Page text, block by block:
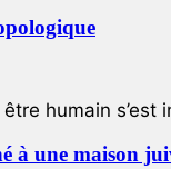
humain
à une maison